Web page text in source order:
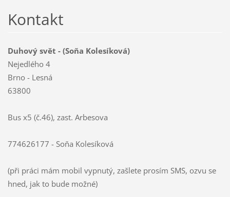
Kontakt
Duhový svět - (Soňa Kolesíková)
Nejedlého 4
Brno - Lesná
63800
Bus x5 (č.46), zast. Arbesova
774626177 - Soňa Kolesíková
(při práci mám mobil vypnutý, zašlete prosím SMS, ozvu se
hned, jak to bude možné)